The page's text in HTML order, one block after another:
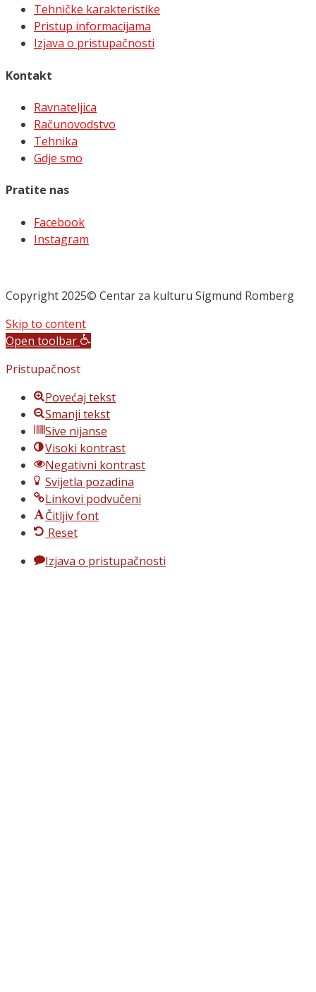
Tehničke karakteristike
Pristup informacijama
Izjava o pristupačnosti
Kontakt
Ravnateljica
Računovodstvo
Tehnika
Gdje smo
Pratite nas
Facebook
Instagram
Copyright 2025© Centar za kulturu Sigmund Romberg
Skip to content
Open toolbar
Pristupačnost
Povećaj tekst
Smanji tekst
Sive nijanse
Visoki kontrast
Negativni kontrast
Svijetla pozadina
Linkovi podvučeni
Čitljiv font
Reset
Izjava o pristupačnosti